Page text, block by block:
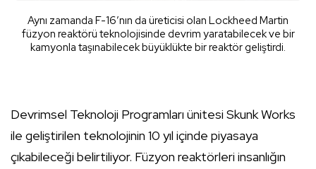
Aynı zamanda F-16′nın da üreticisi olan Lockheed Martin
füzyon reaktörü teknolojisinde devrim yaratabilecek ve bir
kamyonla taşınabilecek büyüklükte bir reaktör geliştirdi.
Devrimsel Teknoloji Programları ünitesi Skunk Works
ile geliştirilen teknolojinin 10 yıl içinde piyasaya
çıkabileceği belirtiliyor. Füzyon reaktörleri insanlığın